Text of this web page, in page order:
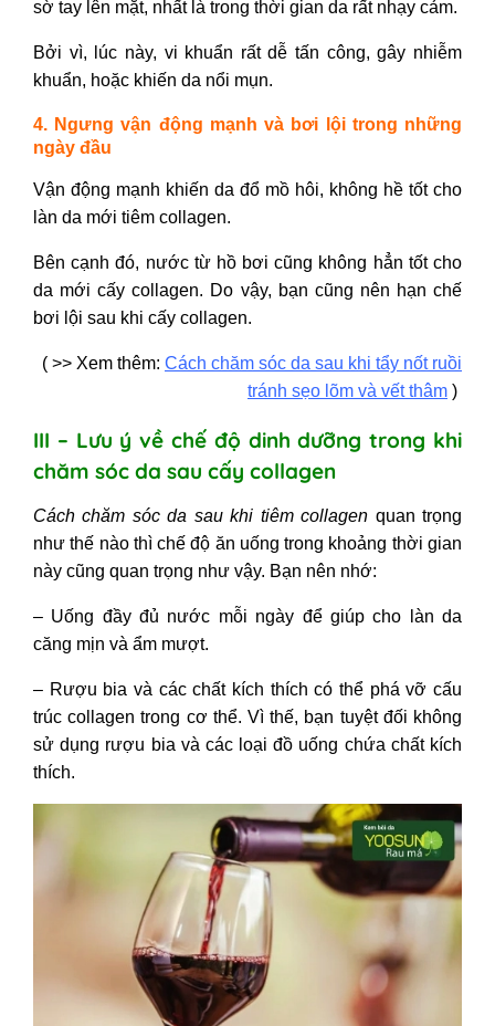
sờ tay lên mặt, nhất là trong thời gian da rất nhạy cảm.
Bởi vì, lúc này, vi khuẩn rất dễ tấn công, gây nhiễm
khuẩn, hoặc khiến da nổi mụn.
4. Ngưng vận động mạnh và bơi lội trong những
ngày đầu
Vận động mạnh khiến da đổ mồ hôi, không hề tốt cho
làn da mới tiêm collagen.
Bên cạnh đó, nước từ hồ bơi cũng không hẳn tốt cho
da mới cấy collagen. Do vậy, bạn cũng nên hạn chế
bơi lội sau khi cấy collagen.
( >> Xem thêm: Cách chăm sóc da sau khi tẩy nốt ruồi
tránh sẹo lõm và vết thâm )
III – Lưu ý về chế độ dinh dưỡng trong khi
chăm sóc da sau cấy collagen
Cách chăm sóc da sau khi tiêm collagen quan trọng
như thế nào thì chế độ ăn uống trong khoảng thời gian
này cũng quan trọng như vậy. Bạn nên nhớ:
– Uống đầy đủ nước mỗi ngày để giúp cho làn da
căng mịn và ẩm mượt.
– Rượu bia và các chất kích thích có thể phá vỡ cấu
trúc collagen trong cơ thể. Vì thế, bạn tuyệt đối không
sử dụng rượu bia và các loại đồ uống chứa chất kích
thích.